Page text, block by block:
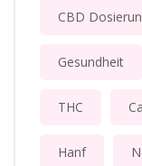
CBD
Gesundheit
THC
Hanf